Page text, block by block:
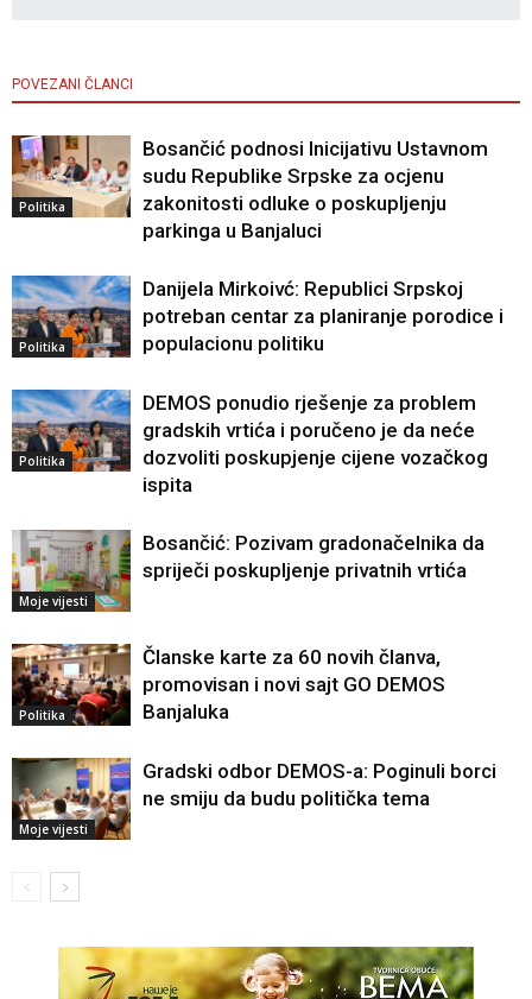
POVEZANI ČLANCI
Politika
Bosančić podnosi Inicijativu Ustavnom
sudu Republike Srpske za ocjenu
zakonitosti odluke o poskupljenju
parkinga u Banjaluci
Politika
Danijela Mirkoivć: Republici Srpskoj
potreban centar za planiranje porodice i
populacionu politiku
Politika
DEMOS ponudio rješenje za problem
gradskih vrtića i poručeno je da neće
dozvoliti poskupjenje cijene vozačkog
ispita
Moje vijesti
Bosančić: Pozivam gradonačelnika da
spriječi poskupljenje privatnih vrtića
Politika
Članske karte za 60 novih članva,
promovisan i novi sajt GO DEMOS
Banjaluka
Moje vijesti
Gradski odbor DEMOS-a: Poginuli borci
ne smiju da budu politička tema